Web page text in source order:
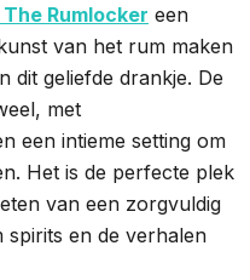
Rumlocker een
van het rum maken
dit geliefde drankje. De
met
een intieme setting om
Het is de perfecte plek
van een zorgvuldig
spirits en de verhalen